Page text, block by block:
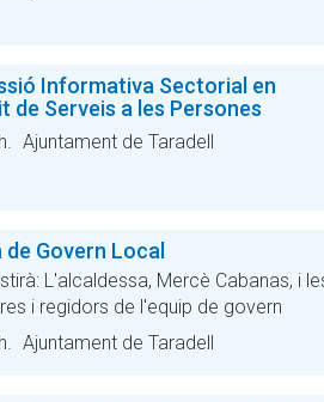
Informativa Sectorial en
de Serveis a les Persones
Ajuntament de Taradell
Govern Local
L'alcaldessa, Mercè Cabanas, i
i regidors de l'equip de govern
Ajuntament de Taradell